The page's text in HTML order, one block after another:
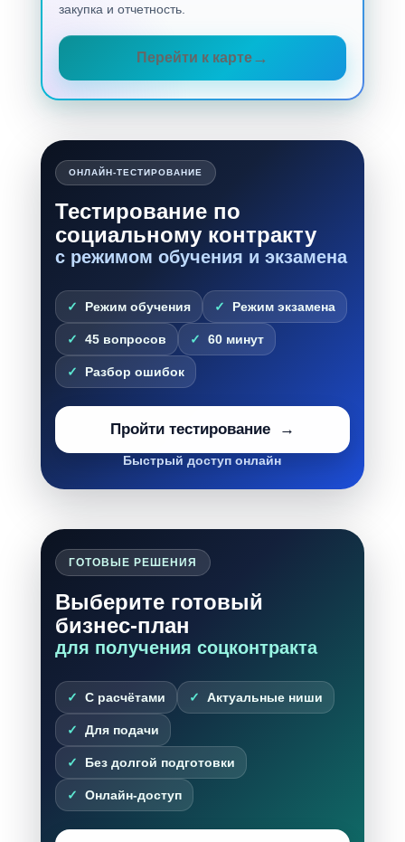
закупка и отчетность.
Перейти к карте
ОНЛАЙН-ТЕСТИРОВАНИЕ
Тестирование по
социальному контракту
с режимом обучения и экзамена
Режим обучения Режим экзамена
45 вопросов 60 минут
Разбор ошибок
Пройти тестирование
Быстрый доступ онлайн
ГОТОВЫЕ РЕШЕНИЯ
Выберите готовый
бизнес-план
для получения соцконтракта
С расчётами Актуальные ниши
Для подачи
Без долгой подготовки
Онлайн-доступ